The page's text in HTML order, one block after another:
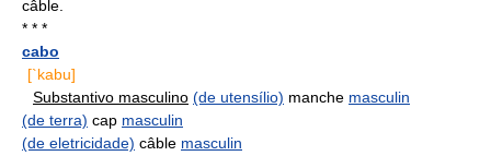
câble.
* * *
cabo
[`kabu]
Substantivo masculino (de utensílio) manche masculin
(de terra) cap masculin
(de eletricidade) câble masculin